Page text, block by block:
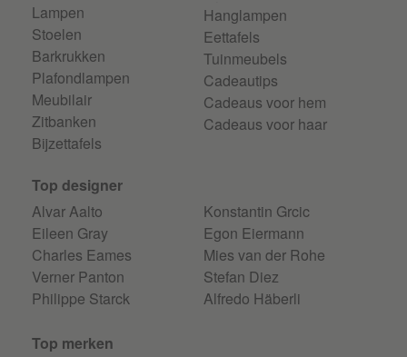
Lampen
Stoelen
Barkrukken
Plafondlampen
Meubilair
Zitbanken
Bijzettafels
Hanglampen
Eettafels
Tuinmeubels
Cadeautips
Cadeaus voor hem
Cadeaus voor haar
Top designer
Alvar Aalto
Eileen Gray
Charles Eames
Verner Panton
Philippe Starck
Konstantin Grcic
Egon Eiermann
Mies van der Rohe
Stefan Diez
Alfredo Häberli
Top merken